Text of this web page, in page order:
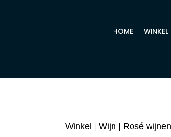
HOME WINKEL
Winkel |Wijn Rosé wijnen